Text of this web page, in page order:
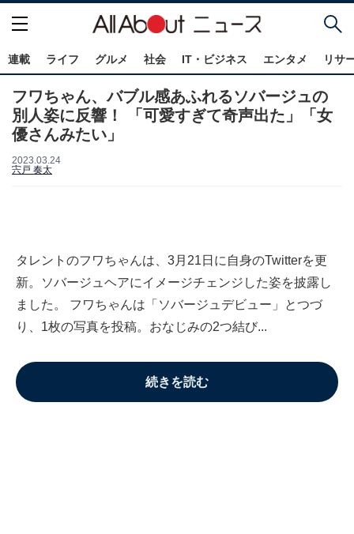
連載 ライフ グルメ 社会 IT・ビジネス エンタメ リサ
フワちゃん、バブル感あふれるソバージュの
別人姿に反響！ 「可愛すぎて奇声出た」「女
優さんみたい」
2023.03.24
宍戸 奏太
タレントのフワちゃんは、3月21日に自身のTwitterを更
新。ソバージュヘアにイメージチェンジした姿を披露し
ました。 フワちゃんは「ソバージュデビュー」とつづ
り、1枚の写真を投稿。おなじみの2つ結び...
続きを読む